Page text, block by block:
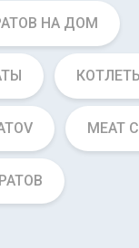
НА ДОМ
MEAT